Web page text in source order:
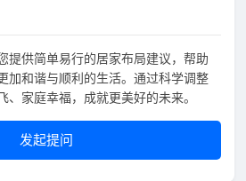
提供简单易行的居家布局建议，帮助
加和谐与顺利的生活。通过科学调整
、家庭幸福，成就更美好的未来。
发起提问